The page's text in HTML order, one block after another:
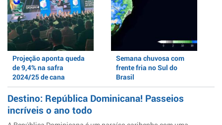
Projeção aponta queda
de 9,4% na safra
2024/25 de cana
Semana chuvosa com
frente fria no Sul do
Brasil
Destino: República Dominicana! Passeios
incríveis o ano todo